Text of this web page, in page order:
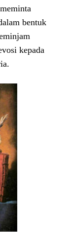
bentuk
kepada